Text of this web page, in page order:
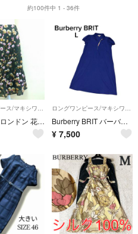
約100件中 1 - 36件
ロングワンピース/マキシワンピース
バーバリーロンドン 花柄 プリーツ ロングスカート ブラック系 サイズ 38
ロングワンピース/マキシワンピース
Burberry BRIT バーバリーブリット ロングワンピース ポロワンピース ノバチェック ホースロゴ刺繍 半袖 フリル L
¥ 7,500